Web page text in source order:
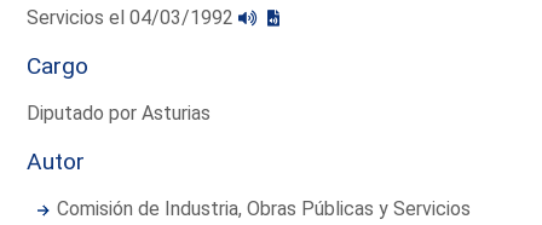
Servicios el 04/03/1992
Cargo
Diputado por Asturias
Autor
Comisión de Industria, Obras Públicas y Servicios